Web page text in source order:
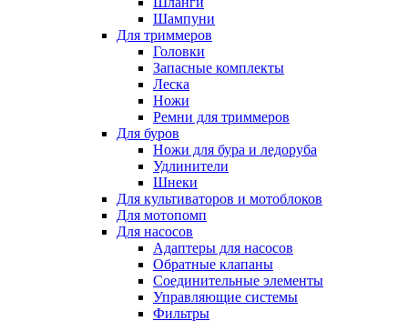
Шампуни
Для триммеров
Головки
Запасные комплекты
Леска
Ножи
Ремни для триммеров
Для буров
Ножи для бура и ледоруба
Удлинители
Шнеки
Для культиваторов и мотоблоков
Для мотопомп
Для насосов
Адаптеры для насосов
Обратные клапаны
Соединительные элементы
Управляющие системы
Фильтры